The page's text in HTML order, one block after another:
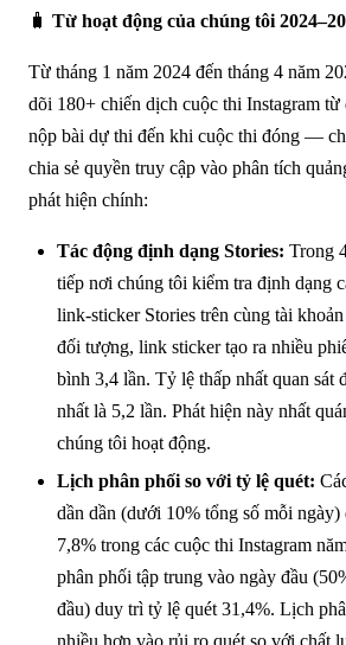
🧳 Từ hoạt động của chúng tôi
Từ tháng 1 năm 2024 đến tháng 4 năm
dõi 180+ chiến dịch cuộc thi Instagram
nộp bài dự thi đến khi cuộc thi đóng —
chia sẻ quyền truy cập vào phân tích
phát hiện chính:
Tác động định dạng Stories: Trong
tiếp nơi chúng tôi kiểm tra định dạng
link-sticker Stories trên cùng tài
đối tượng, link sticker tạo ra nhiều
bình 3,4 lần. Tỷ lệ thấp nhất quan sát
nhất là 5,2 lần. Phát hiện này nhất
chúng tôi hoạt động.
Lịch phân phối so với tỷ lệ quét:
dần dần (dưới 10% tổng số mỗi
7,8% trong các cuộc thi Instagram
phân phối tập trung vào ngày đầu
đầu) duy trì tỷ lệ quét 31,4%. Lịch